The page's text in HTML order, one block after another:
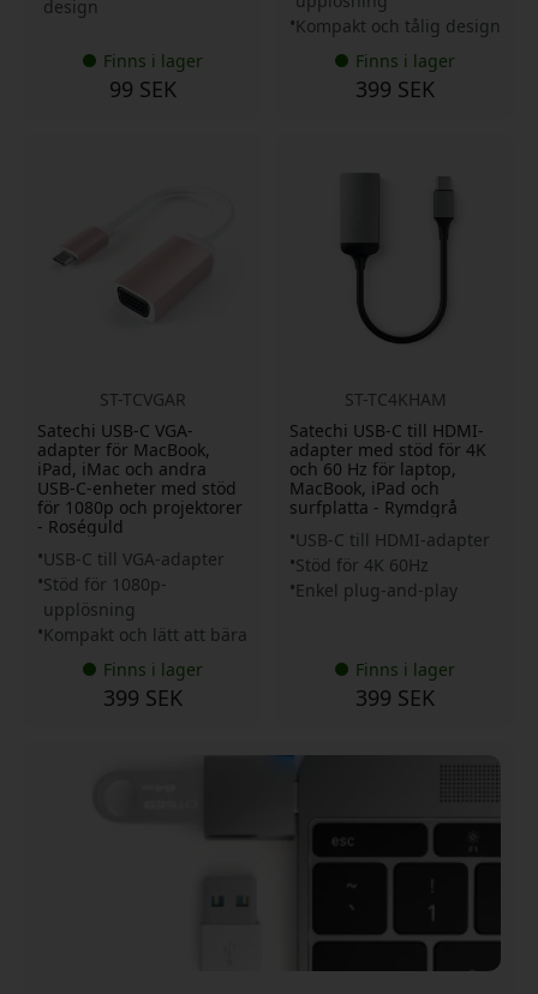
design
Finns i lager
99 SEK
Kompakt och tålig design
Finns i lager
399 SEK
ST-TCVGAR
Satechi USB-C VGA-
adapter för MacBook,
iPad, iMac och andra
USB-C-enheter med stöd
för 1080p och projektorer
- Roséguld
USB-C till VGA-adapter
Stöd för 1080p-
upplösning
Kompakt och lätt att bära
Finns i lager
399 SEK
ST-TC4KHAM
Satechi USB-C till HDMI-
adapter med stöd för 4K
och 60 Hz för laptop,
MacBook, iPad och
surfplatta - Rymdgrå
USB-C till HDMI-adapter
Stöd för 4K 60Hz
Enkel plug-and-play
Finns i lager
399 SEK